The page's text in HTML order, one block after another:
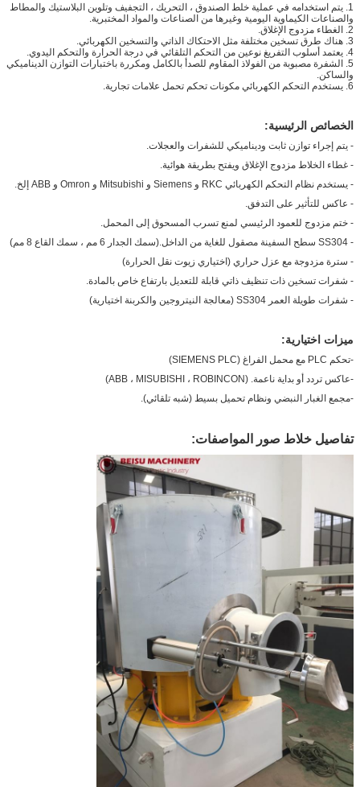
1. يتم استخدامه في عملية خلط الصندوق ، التحريك ، التجفيف وتلوين البلاستيك والمطاط
والصناعات الكيماوية اليومية وغيرها من الصناعات والمواد المختبرية.
2. الغطاء مزدوج الإغلاق.
3. هناك طرق تسخين مختلفة مثل الاحتكاك الذاتي والتسخين الكهربائي.
4. يعتمد أسلوب التفريغ نوعين من التحكم التلقائي في درجة الحرارة والتحكم اليدوي.
5. الشفرة مصبوبة من الفولاذ المقاوم للصدأ بالكامل ومكررة باختبارات التوازن الديناميكي
والساكن.
6. يستخدم التحكم الكهربائي مكونات تحكم تحمل علامات تجارية.
الخصائص الرئيسية:
- يتم إجراء توازن ثابت وديناميكي للشفرات والعجلات.
- غطاء الخلاط مزدوج الإغلاق ويفتح بطريقة هوائية.
- يستخدم نظام التحكم الكهربائي RKC و Siemens و Mitsubishi و Omron و ABB إلخ.
- عاكس للتأثير على التدفق.
- ختم مزدوج للعمود الرئيسي لمنع تسرب المسحوق إلى المحمل.
- SS304 سطح السفينة مصقول للغاية من الداخل.(سمك الجدار 6 مم ، سمك القاع 8 مم)
- سترة مزدوجة مع عزل حراري (اختياري زيوت نقل الحرارة)
- شفرات تسخين ذات تنظيف ذاتي قابلة للتعديل بارتفاع خاص بالمادة.
- شفرات طويلة العمر SS304 (معالجة النيتروجين والكربنة اختيارية)
ميزات اختيارية:
-تحكم PLC مع محمل الفراغ (SIEMENS PLC)
-عاكس تردد أو بداية ناعمة. (ABB ، MISUBISHI ، ROBINCON)
-مجمع الغبار النبضي ونظام تحميل بسيط (شبه تلقائي).
تفاصيل خلاط صور المواصفات: